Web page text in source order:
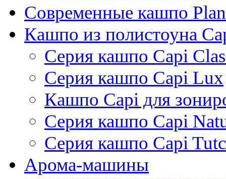
Современные кашпо
Кашпо из полистоуна
Серия кашпо Capi
Серия кашпо Capi Lux
Кашпо Capi для
Серия кашпо Capi
Серия кашпо Capi
Арома-машины